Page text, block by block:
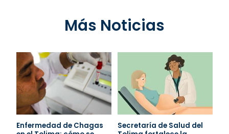
Más Noticias
Enfermedad de Chagas
Secretaría de Salud del